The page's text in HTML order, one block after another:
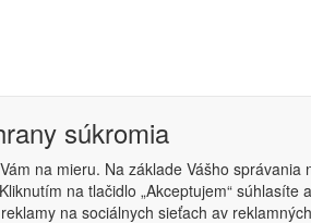
|Nastavenie súkromia
súkromia
na mieru. Na základe Vášho
na tlačidlo „Akceptujem“
na sociálnych sieťach av